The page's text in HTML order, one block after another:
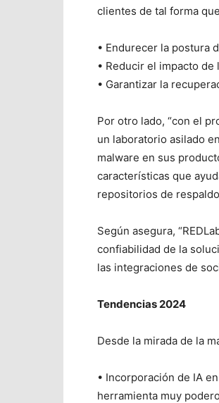
clientes de tal forma
• Endurecer la postura
• Reducir el impacto
• Garantizar la
Por otro lado, “con el
un laboratorio asilado
malware en sus
características que
repositorios de
Según asegura,
confiabilidad de la
las integraciones de
Tendencias 2024
Desde la mirada de la
• Incorporación de IA
herramienta muy